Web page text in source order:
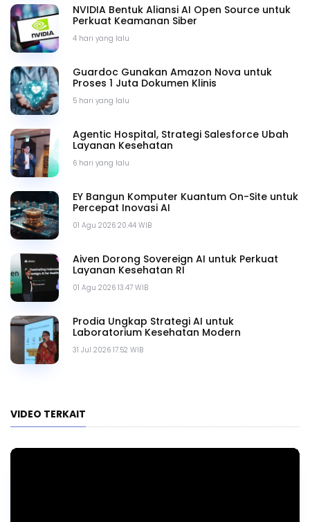
4 hari yang lalu
NVIDIA Bentuk Aliansi AI Open Source untuk
Perkuat Keamanan Siber
5 hari yang lalu
Guardoc Gunakan Amazon Nova untuk
Proses 1 Juta Dokumen Klinis
6 hari yang lalu
Agentic Hospital, Strategi Salesforce Ubah
Layanan Kesehatan
01 Agu 2026 20.44 WIB
EY Bangun Komputer Kuantum On-Site untuk
Percepat Inovasi AI
01 Agu 2026 13.47 WIB
Aiven Dorong Sovereign AI untuk Perkuat
Layanan Kesehatan RI
31 Jul 2026 17.52 WIB
Prodia Ungkap Strategi AI untuk
Laboratorium Kesehatan Modern
VIDEO TERKAIT